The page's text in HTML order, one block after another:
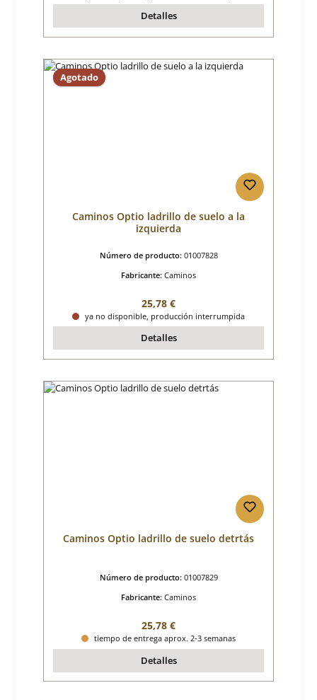
Detalles
Agotado
Caminos Optio ladrillo de suelo a la
izquierda
Número de producto: 01007828
Fabricante: Caminos
Precio normal:
25,78 €
ya no disponible, producción interrumpida
Detalles
Caminos Optio ladrillo de suelo detrtás
Número de producto: 01007829
Fabricante: Caminos
Precio normal:
25,78 €
tiempo de entrega aprox. 2-3 semanas
Detalles